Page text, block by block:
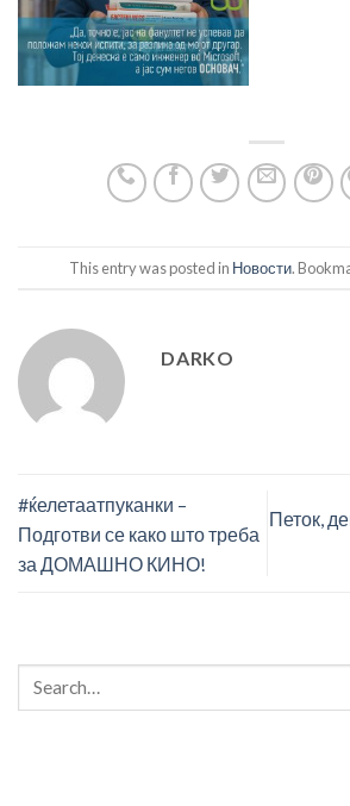
This entry was posted in Новости.
DARKO
#ќелетаатпуканки –
Подготви се како што треба
за ДОМАШНО КИНО!
Петок,